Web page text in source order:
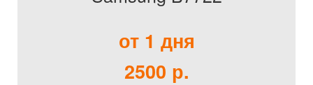
от 1 дня
2500 р.